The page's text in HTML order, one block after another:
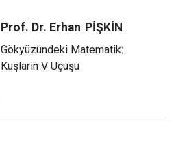
Prof. Dr. Erhan PİŞKİN
Gökyüzündeki Matematik:
Kuşların V Uçuşu